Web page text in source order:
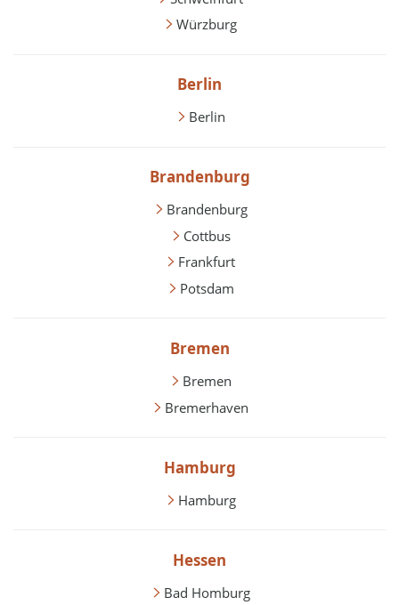
Würzburg
Berlin
Berlin
Brandenburg
Brandenburg
Cottbus
Frankfurt
Potsdam
Bremen
Bremen
Bremerhaven
Hamburg
Hamburg
Hessen
Bad Homburg